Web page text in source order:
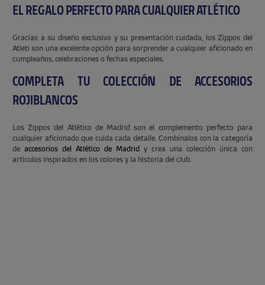
EL REGALO PERFECTO PARA CUALQUIER ATLÉTICO
Gracias a su diseño exclusivo y su presentación cuidada, los Zippos del
Atleti son una excelente opción para sorprender a cualquier aficionado en
cumpleaños, celebraciones o fechas especiales.
COMPLETA TU COLECCIÓN DE ACCESORIOS
ROJIBLANCOS
Los Zippos del Atlético de Madrid son el complemento perfecto para
cualquier aficionado que cuida cada detalle. Combínalos con la categoría
de accesorios del Atlético de Madrid
y crea una colección única con
artículos inspirados en los colores y la historia del club.